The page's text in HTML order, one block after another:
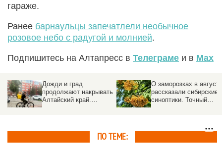
гараже.
Ранее барнаульцы запечатлели необычное
розовое небо с радугой и молнией.
Подпишитесь на Алтапресс в Телеграме и в Max
Дожди и град
продолжают накрывать
Алтайский край.
О заморозках в августе
рассказали сибирские
синоптики. Точный
ПО ТЕМЕ: